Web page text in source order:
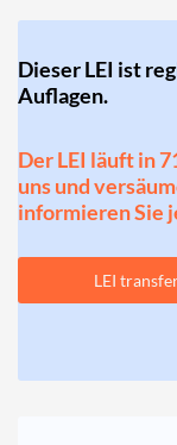
Dieser LEI ist
Auflagen.
Der LEI läuft in
uns und
informieren Sie
LEI